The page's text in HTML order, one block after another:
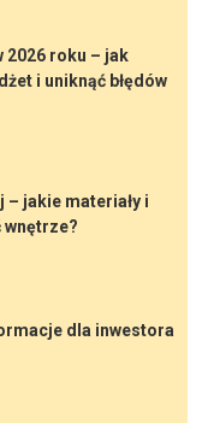
roku – jak
i uniknąć błędów
– jakie materiały i
wnętrze?
dla inwestora